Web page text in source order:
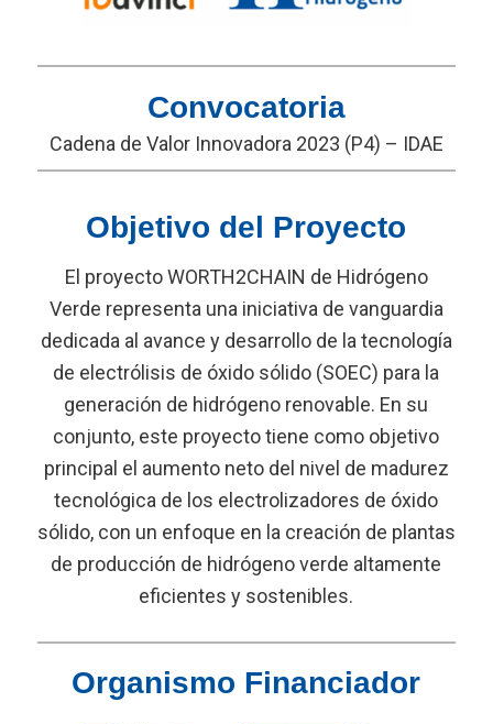
Convocatoria
Cadena de Valor Innovadora 2023 (P4) – IDAE
Objetivo del Proyecto
El proyecto WORTH2CHAIN de Hidrógeno
Verde representa una iniciativa de vanguardia
dedicada al avance y desarrollo de la tecnología
de electrólisis de óxido sólido (SOEC) para la
generación de hidrógeno renovable. En su
conjunto, este proyecto tiene como objetivo
principal el aumento neto del nivel de madurez
tecnológica de los electrolizadores de óxido
sólido, con un enfoque en la creación de plantas
de producción de hidrógeno verde altamente
eficientes y sostenibles.
Organismo Financiador